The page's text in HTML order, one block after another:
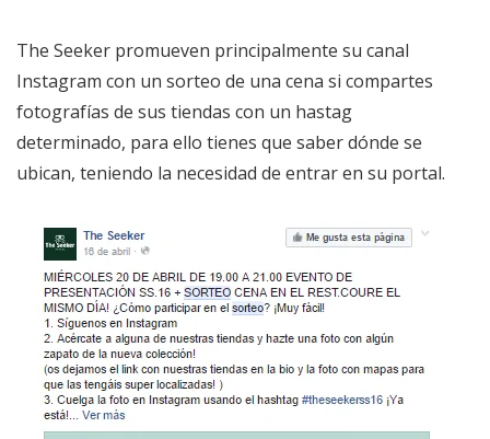
The Seeker promueven principalmente su canal
Instagram con un sorteo de una cena si compartes
fotografías de sus tiendas con un hastag
determinado, para ello tienes que saber dónde se
ubican, teniendo la necesidad de entrar en su portal.